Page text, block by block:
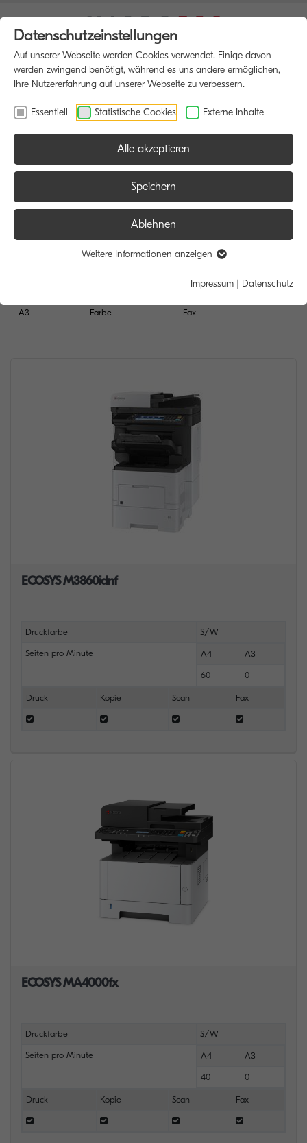
A3 Farbe
Funktion:
Scan
Fax
ECOSYS M3860idnf
Druckfarbe S/W
Seiten pro Minute A4 A3
60 0
Druck Kopie Scan Fax
ECOSYS MA4000fx
Druckfarbe S/W
Seiten pro Minute A4 A3
40 0
Druck Kopie Scan Fax
Datenschutzeinstellungen
Auf unserer Webseite werden Cookies verwendet. Einige davon
werden zwingend benötigt, während es uns andere ermöglichen,
Ihre Nutzererfahrung auf unserer Webseite zu verbessern.
Essentiell Statistische Cookies Externe Inhalte
Alle akzeptieren
Speichern
Ablehnen
Weitere Informationen anzeigen
Impressum | Datenschutz